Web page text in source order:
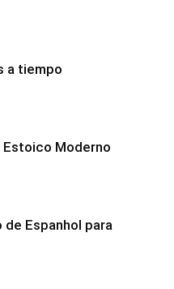
a tiempo
Estoico Moderno
Espanhol para